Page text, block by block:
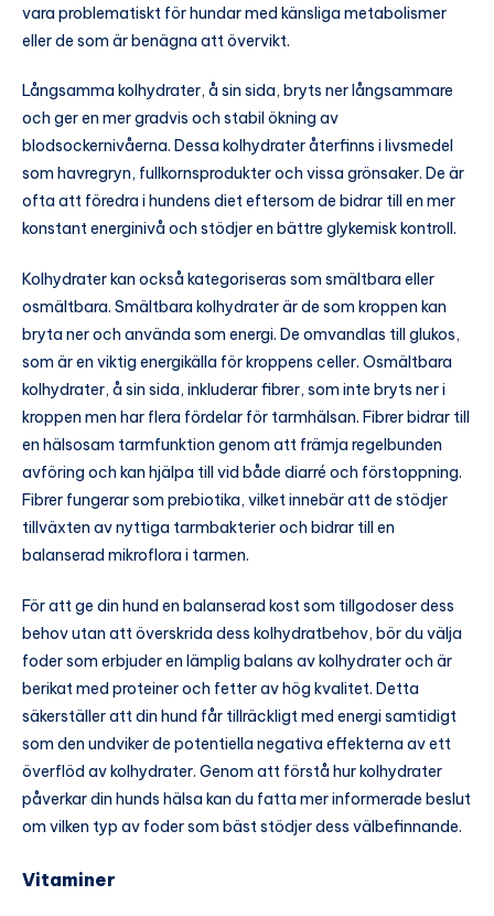
vara problematiskt för hundar med känsliga metabolismer
eller de som är benägna att övervikt.
Långsamma kolhydrater, å sin sida, bryts ner långsammare
och ger en mer gradvis och stabil ökning av
blodsockernivåerna. Dessa kolhydrater återfinns i livsmedel
som havregryn, fullkornsprodukter och vissa grönsaker. De är
ofta att föredra i hundens diet eftersom de bidrar till en mer
konstant energinivå och stödjer en bättre glykemisk kontroll.
Kolhydrater kan också kategoriseras som smältbara eller
osmältbara. Smältbara kolhydrater är de som kroppen kan
bryta ner och använda som energi. De omvandlas till glukos,
som är en viktig energikälla för kroppens celler. Osmältbara
kolhydrater, å sin sida, inkluderar fibrer, som inte bryts ner i
kroppen men har flera fördelar för tarmhälsan. Fibrer bidrar till
en hälsosam tarmfunktion genom att främja regelbunden
avföring och kan hjälpa till vid både diarré och förstoppning.
Fibrer fungerar som prebiotika, vilket innebär att de stödjer
tillväxten av nyttiga tarmbakterier och bidrar till en
balanserad mikroflora i tarmen.
För att ge din hund en balanserad kost som tillgodoser dess
behov utan att överskrida dess kolhydratbehov, bör du välja
foder som erbjuder en lämplig balans av kolhydrater och är
berikat med proteiner och fetter av hög kvalitet. Detta
säkerställer att din hund får tillräckligt med energi samtidigt
som den undviker de potentiella negativa effekterna av ett
överflöd av kolhydrater. Genom att förstå hur kolhydrater
påverkar din hunds hälsa kan du fatta mer informerade beslut
om vilken typ av foder som bäst stödjer dess välbefinnande.
Vitaminer